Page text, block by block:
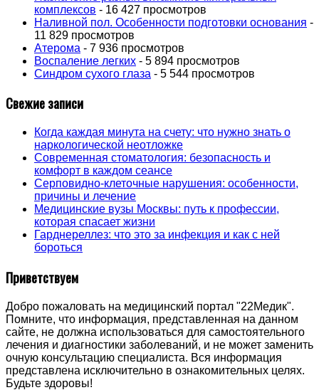
комплексов - 16 427 просмотров
Наливной пол. Особенности подготовки основания -
11 829 просмотров
Атерома - 7 936 просмотров
Воспаление легких - 5 894 просмотров
Синдром сухого глаза - 5 544 просмотров
Свежие записи
Когда каждая минута на счету: что нужно знать о
наркологической неотложке
Современная стоматология: безопасность и
комфорт в каждом сеансе
Серповидно-клеточные нарушения: особенности,
причины и лечение
Медицинские вузы Москвы: путь к профессии,
которая спасает жизни
Гарднереллез: что это за инфекция и как с ней
бороться
Приветствуем
Добро пожаловать на медицинский портал "22Медик".
Помните, что информация, представленная на данном
сайте, не должна использоваться для самостоятельного
лечения и диагностики заболеваний, и не может заменить
очную консультацию специалиста. Вся информация
представлена исключительно в ознакомительных целях.
Будьте здоровы!